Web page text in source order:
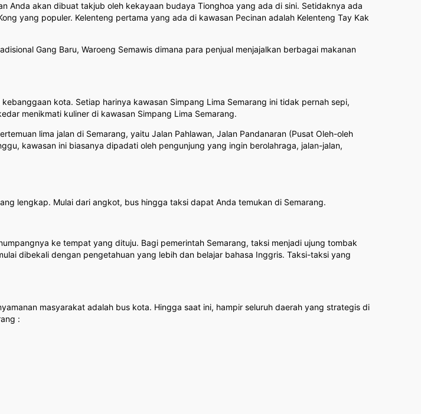
Anda akan dibuat takjub oleh kekayaan budaya Tionghoa yang ada di sini. Setidaknya ada
yang populer. Kelenteng pertama yang ada di kawasan Pecinan adalah Kelenteng Tay Kak
Gang Baru, Waroeng Semawis dimana para penjual menjajalkan berbagai makanan
kota. Setiap harinya kawasan Simpang Lima Semarang ini tidak pernah sepi,
menikmati kuliner di kawasan Simpang Lima Semarang.
lima jalan di Semarang, yaitu Jalan Pahlawan, Jalan Pandanaran (Pusat Oleh-oleh
kawasan ini biasanya dipadati oleh pengunjung yang ingin berolahraga, jalan-jalan,
lengkap. Mulai dari angkot, bus hingga taksi dapat Anda temukan di Semarang.
ke tempat yang dituju. Bagi pemerintah Semarang, taksi menjadi ujung tombak
dibekali dengan pengetahuan yang lebih dan belajar bahasa Inggris. Taksi-taksi yang
masyarakat adalah bus kota. Hingga saat ini, hampir seluruh daerah yang strategis di
: